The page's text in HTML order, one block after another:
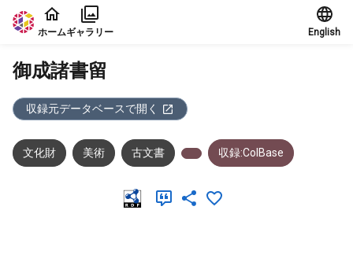
本文に飛ぶ
ホームギャラリー English
御成諸書留
収録元データベースで開く
文化財 美術 古文書 収録:ColBase